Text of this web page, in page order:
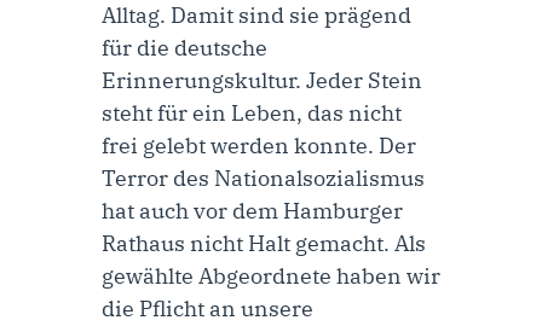
Alltag. Damit sind sie prägend
für die deutsche
Erinnerungskultur. Jeder Stein
steht für ein Leben, das nicht
frei gelebt werden konnte. Der
Terror des Nationalsozialismus
hat auch vor dem Hamburger
Rathaus nicht Halt gemacht. Als
gewählte Abgeordnete haben wir
die Pflicht an unsere